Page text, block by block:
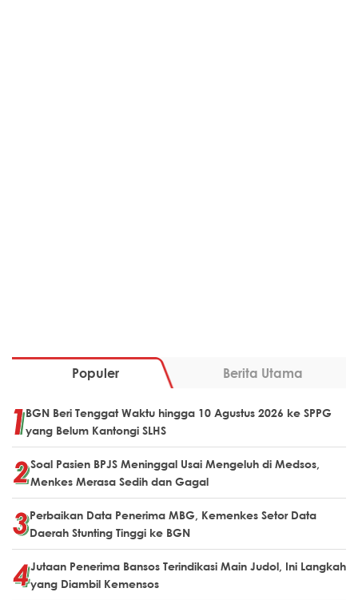
Populer Berita Utama
BGN Beri Tenggat Waktu hingga 10 Agustus 2026 ke SPPG
yang Belum Kantongi SLHS
Soal Pasien BPJS Meninggal Usai Mengeluh di Medsos,
Menkes Merasa Sedih dan Gagal
Perbaikan Data Penerima MBG, Kemenkes Setor Data
Daerah Stunting Tinggi ke BGN
Jutaan Penerima Bansos Terindikasi Main Judol, Ini Langkah
yang Diambil Kemensos